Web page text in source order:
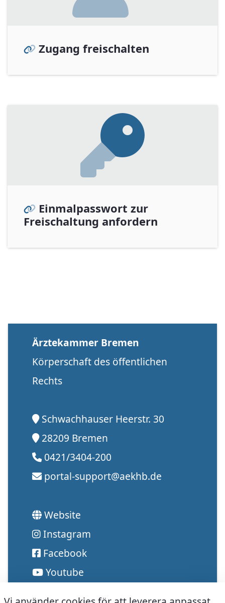
Zugang freischalten
Einmalpasswort zur
Freischaltung anfordern
Ärztekammer Bremen
Körperschaft des öffentlichen
Rechts
Schwachhauser Heerstr. 30
28209 Bremen
0421/3404-200
portal-support@aekhb.de
Website
Instagram
Facebook
Youtube